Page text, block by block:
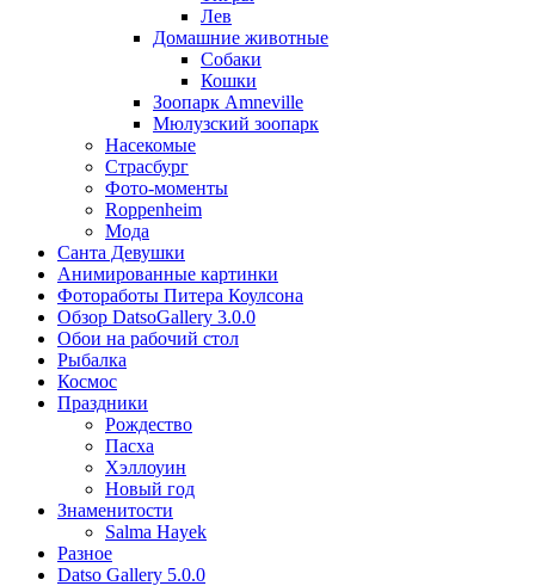
Лев
Домашние животные
Собаки
Кошки
Зоопарк Amneville
Мюлузский зоопарк
Насекомые
Страсбург
Фото-моменты
Roppenheim
Мода
Санта Девушки
Aнимированные картинки
Фотоработы Питера Коулсона
Обзор DatsoGallery 3.0.0
Обои на рабочий стол
Рыбалка
Космос
Праздники
Рождество
Пасха
Хэллоуин
Новый год
Знаменитости
Salma Hayek
Разное
Datso Gallery 5.0.0